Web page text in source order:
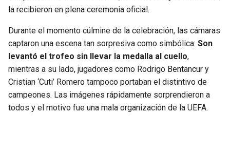
EAGLES
COMMANDERS
CARDINALS
RAMS
KINGS
MAVERICKS
ROCKETS
la recibieron en plena ceremonia oficial.
Durante el momento cúlmine de la celebración, las cámaras
captaron una escena tan sorpresiva como simbólica: Son
levantó el trofeo sin llevar la medalla al cuello,
mientras a su lado, jugadores como Rodrigo Bentancur y
Cristian ‘Cuti’ Romero tampoco portaban el distintivo de
campeones. Las imágenes rápidamente sorprendieron a
todos y el motivo fue una mala organización de la UEFA.